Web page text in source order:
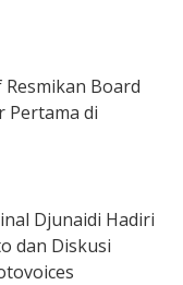
Board
Pertama di
Djunaidi Hadiri
dan Diskusi